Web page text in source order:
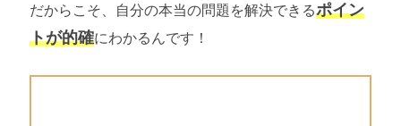
だからこそ、自分の本当の問題を解決できるポイン
トが的確にわかるんです！